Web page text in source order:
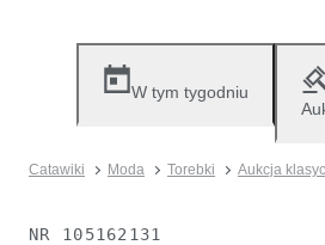
W tym tygodniu
Catawiki Moda Torebki Aukcja
NR 105162131